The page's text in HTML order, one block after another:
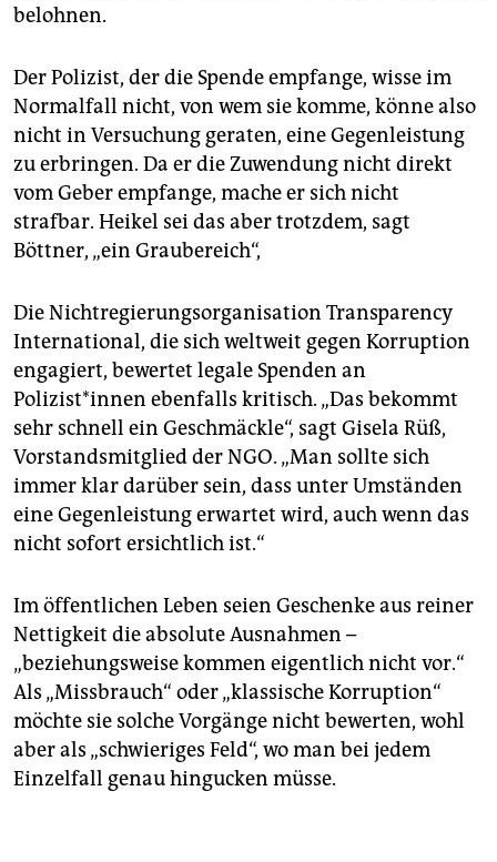
belohnen.
Der Polizist, der die Spende empfange, wisse im
Normalfall nicht, von wem sie komme, könne also
nicht in Versuchung geraten, eine Gegenleistung
zu erbringen. Da er die Zuwendung nicht direkt
vom Geber empfange, mache er sich nicht
strafbar. Heikel sei das aber trotzdem, sagt
Böttner, „ein Graubereich“,
Die Nichtregierungsorganisation Transparency
International, die sich weltweit gegen Korruption
engagiert, bewertet legale Spenden an
Polizist*innen ebenfalls kritisch. „Das bekommt
sehr schnell ein Geschmäckle“, sagt Gisela Rüß,
Vorstandsmitglied der NGO. „Man sollte sich
immer klar darüber sein, dass unter Umständen
eine Gegenleistung erwartet wird, auch wenn das
nicht sofort ersichtlich ist.“
Im öffentlichen Leben seien Geschenke aus reiner
Nettigkeit die absolute Ausnahmen –
„beziehungsweise kommen eigentlich nicht vor.“
Als „Missbrauch“ oder „klassische Korruption“
möchte sie solche Vorgänge nicht bewerten, wohl
aber als „schwieriges Feld“, wo man bei jedem
Einzelfall genau hingucken müsse.